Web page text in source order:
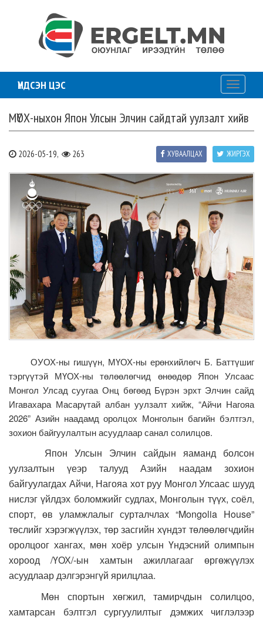
ҮНДСЭН ЦЭС
Toggle
МҮОХ-ныхон Япон Улсын Элчин сайдтай уулзалт хийв
2026-05-19, 263 ЖИРГЭХ
ХУВААЛЦАХ
ОУОХ-ны гишүүн, МҮОХ-ны ерөнхийлөгч Б. Баттүшиг
тэргүүтэй МҮОХ-ны төлөөлөгчид өнөөдөр Япон Улсаас
Монгол Улсад суугаа Онц бөгөөд Бүрэн эрхт Элчин сайд
Игавахара Масарүтай албан уулзалт хийж, “Айчи Нагояа
2026” Азийн наадамд оролцох Монголын багийн бэлтгэл,
зохион байгуулалтын асуудлаар санал солилцов.
Япон Улсын Элчин сайдын яаманд болсон
уулзалтын үеэр талууд Азийн наадам зохион
байгуулагдах Айчи, Нагояа хот руу Монгол Улсаас шууд
нислэг үйлдэх боломжийг судлах, Монголын түүх, соёл,
спорт, өв уламжлалыг сурталчлах “Mongolia House”
төслийг хэрэгжүүлэх, төр засгийн хүндэт төлөөлөгчдийн
оролцоог хангах, мөн хоёр улсын Үндэсний олимпын
хороод /ҮОХ/-ын хамтын ажиллагааг өргөжүүлэх
асуудлаар дэлгэрэнгүй ярилцлаа.
Мөн спортын хөгжил, тамирчдын солилцоо,
хамтарсан бэлтгэл сургуулилтыг дэмжих чиглэлээр